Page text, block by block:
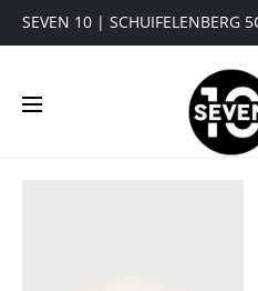
SEVEN 10 | SCHUIFELENBERG